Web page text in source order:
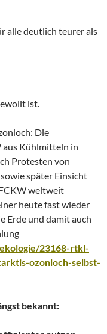
alle deutlich teurer als
ist.
Die
aus Kühlmitteln in
Protesten von
später Einsicht
weltweit
heute fast wieder
Erde und damit auch
23168-rtkl-
ozonloch-selbst-
bekannt: